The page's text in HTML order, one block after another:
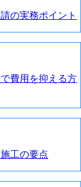
の実務ポイント
費用を抑える方
工の要点